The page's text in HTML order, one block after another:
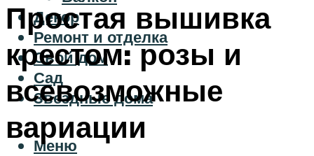
Декор
Ремонт и отделка
Свой дом
Сад
Звездные дома
Меню
Простая вышивка
крестом: розы и
всевозможные
вариации